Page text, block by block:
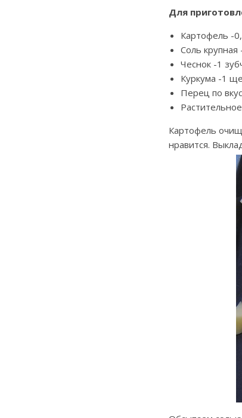
Для
Картофель -
Соль крупная
Чеснок -1
Куркума -1
Перец по
Картофель
нравится.